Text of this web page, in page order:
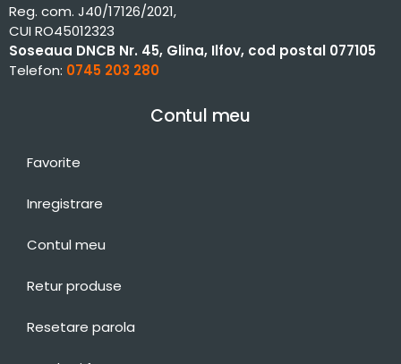
Reg. com. J40/17126/2021,
CUI RO45012323
Soseaua DNCB Nr. 45, Glina, Ilfov, cod postal 077105
Telefon: 0745 203 280
Contul meu
Favorite
Inregistrare
Contul meu
Retur produse
Resetare parola